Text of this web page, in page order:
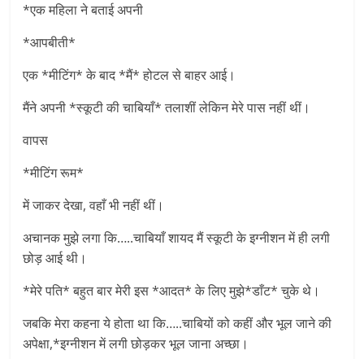
*एक महिला ने बताई अपनी
*आपबीती*
एक *मीटिंग* के बाद *मैं* होटल से बाहर आई।
मैंने अपनी *स्कूटी की चाबियाँ* तलाशीं लेकिन मेरे पास नहीं थीं।
वापस
*मीटिंग रूम*
में जाकर देखा, वहाँ भी नहीं थीं।
अचानक मुझे लगा कि…..चाबियाँ शायद मैं स्कूटी के इग्नीशन में ही लगी
छोड़ आई थी।
*मेरे पति* बहुत बार मेरी इस *आदत* के लिए मुझे*डाँट* चुके थे।
जबकि मेरा कहना ये होता था कि…..चाबियों को कहीं और भूल जाने की
अपेक्षा,*इग्नीशन में लगी छोड़कर भूल जाना अच्छा।